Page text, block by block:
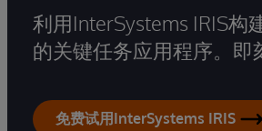
利用InterSystems IRIS构
的关键任务应用程序。即
免费试用InterSystems IRIS